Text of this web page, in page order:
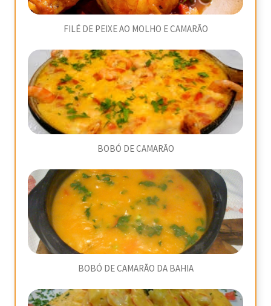
FILÉ DE PEIXE AO MOLHO E CAMARÃO
BOBÓ DE CAMARÃO
BOBÓ DE CAMARÃO DA BAHIA